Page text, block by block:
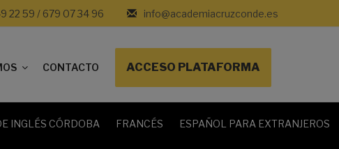
info@academiacruzconde.es
22 59 / 679 07 34 96
CONTACTO ACCESO PLATAFORMA
INGLÉS CÓRDOBA FRANCÉS ESPAÑOL PARA EXTRANJEROS